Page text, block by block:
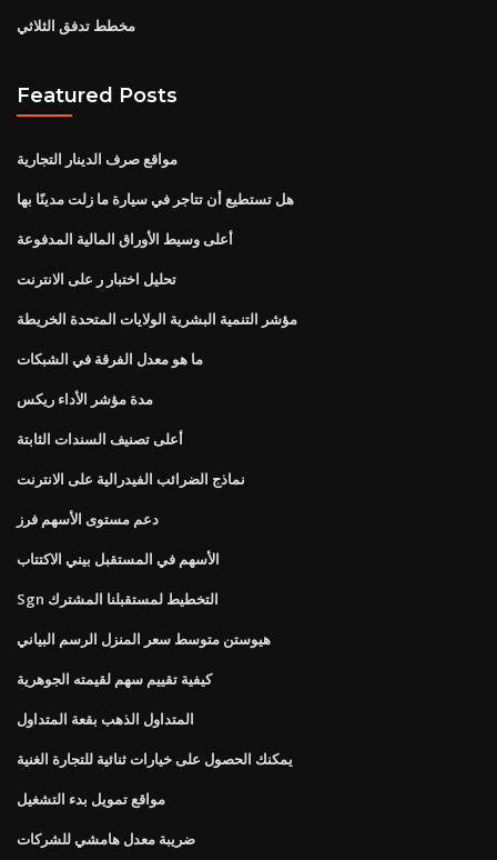
مخطط تدفق الثلاثي
Featured Posts
مواقع صرف الدينار التجارية
هل تستطيع أن تتاجر في سيارة ما زلت مدينًا بها
أعلى وسيط الأوراق المالية المدفوعة
تحليل اختبار ر على الانترنت
مؤشر التنمية البشرية الولايات المتحدة الخريطة
ما هو معدل الفرقة في الشبكات
مدة مؤشر الأداء ريكس
أعلى تصنيف السندات الثابتة
نماذج الضرائب الفيدرالية على الانترنت
دعم مستوى الأسهم فرز
الأسهم في المستقبل بيني الاكتتاب
Sgn التخطيط لمستقبلنا المشترك
هيوستن متوسط ​​سعر المنزل الرسم البياني
كيفية تقييم سهم لقيمته الجوهرية
المتداول الذهب بقعة المتداول
يمكنك الحصول على خيارات ثنائية للتجارة الغنية
مواقع تمويل بدء التشغيل
ضريبة معدل هامشي للشركات